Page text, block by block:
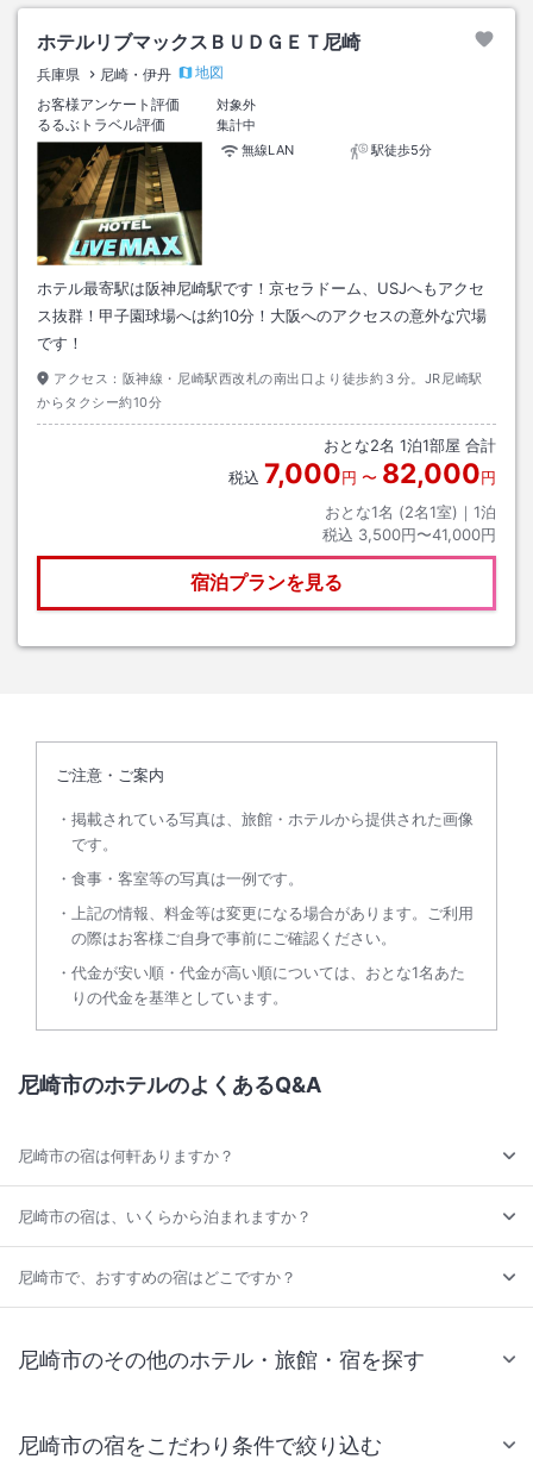
ホテルリブマックスＢＵＤＧＥＴ尼崎
兵庫県 尼崎・伊丹
地図
お客様アンケート評価
対象外
るるぶトラベル評価
集計中
無線LAN
駅徒歩5分
ホテル最寄駅は阪神尼崎駅です！京セラドーム、USJへもアクセ
ス抜群！甲子園球場へは約10分！大阪へのアクセスの意外な穴場
です！
アクセス： 阪神線・尼崎駅西改札の南出口より徒歩約３分。JR尼崎駅
からタクシー約10分
おとな2名 1泊1部屋 合計
税込 7,000円 〜 82,000円
おとな1名 (2名1室)｜ 1泊
税込 3,500円〜41,000円
宿泊プランを見る
ご注意・ご案内
掲載されている写真は、旅館・ホテルから提供された画像
です。
食事・客室等の写真は一例です。
上記の情報、料金等は変更になる場合があります。ご利用
の際はお客様ご自身で事前にご確認ください。
代金が安い順・代金が高い順については、おとな1名あた
りの代金を基準としています。
尼崎市のホテルのよくあるQ&A
尼崎市の宿は何軒ありますか？
尼崎市の宿は、いくらから泊まれますか？
尼崎市で、おすすめの宿はどこですか？
尼崎市のその他のホテル・旅館・宿を探す
尼崎市の宿をこだわり条件で絞り込む